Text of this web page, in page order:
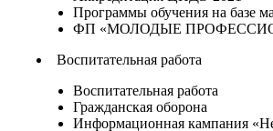
Программы обучения на базе
ФП «МОЛОДЫЕ
Воспитательная работа
Воспитательная работа
Гражданская оборона
Информационная кампания